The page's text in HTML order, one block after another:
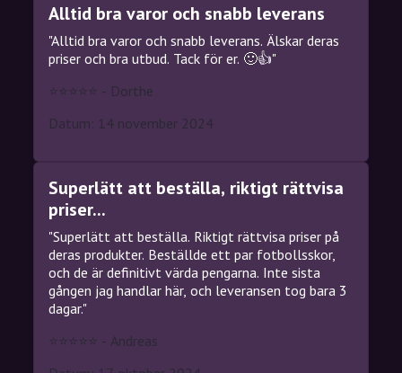
Alltid bra varor och snabb leverans
"Alltid bra varor och snabb leverans. Älskar deras
priser och bra utbud. Tack för er. 🙂👍"
⭐⭐⭐⭐⭐ - Dorthe
Datum: 14 november 2024
Superlätt att beställa, riktigt rättvisa
priser...
"Superlätt att beställa. Riktigt rättvisa priser på
deras produkter. Beställde ett par fotbollsskor,
och de är definitivt värda pengarna. Inte sista
gången jag handlar här, och leveransen tog bara 3
dagar."
⭐⭐⭐⭐⭐ - Andreas